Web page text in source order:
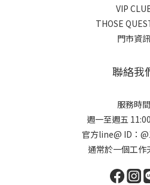
VIP
THOSE
門市資訊
聯絡我
服務時間
週一至週五
官方line@ ID：
通常於一個工作